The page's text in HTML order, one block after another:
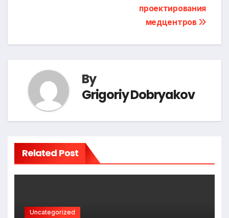
проектирования
медцентров
By
Grigoriy Dobryakov
Related Post
Uncategorized